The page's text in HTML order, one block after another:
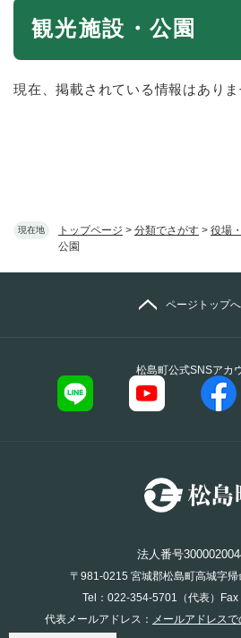
現在地 トップページ > 分類でさがす > 役場
公園
本
観光施設・公園
現在、掲載されている情報はありま
松島町公式SNSアカ
ページトップ
法人番号
〒981-0215 宮城郡松島町高城字
Tel：022-354-5701（代表）
代表メールアドレス： メールアドレス